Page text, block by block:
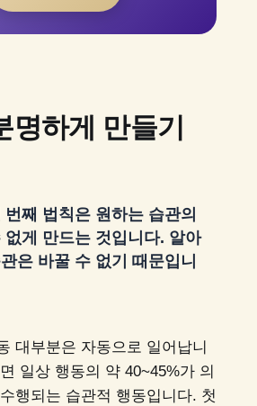
명하게 만들기
째 법칙은 원하는 습관의
없게 만드는 것입니다. 알아
은 바꿀 수 없기 때문입니
대부분은 자동으로 일어납니
일상 행동의 약 40~45%가 의
행되는 습관적 행동입니다. 첫